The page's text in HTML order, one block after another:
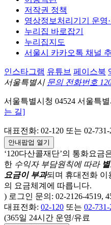
저작권 정책
영상정보처리기기 운영
누리집 바로잡기
누리집지도
서울시 카카오톡 채널
인스타그램 유튜브 페이스북
서울특별시 문의 전화번호
서울특별시청 04524 서울특
는 길]
대표전화: 02-120 또는 02-
안내팝업 열기
‘120다산콜재단’의 통화요금
한 수익자 부담원칙에 따라
요금이 부과되며 휴대전화 이
의 요금체계에 따릅니다.
) 로그인 문의: 02-2126-4519,
대표전화: 02-120 또는 02-
(365일 24시간 운영/유료